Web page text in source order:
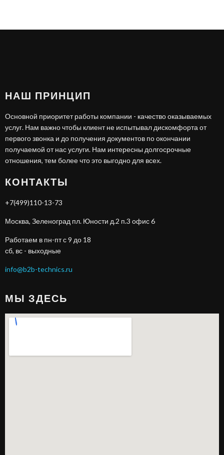
НАШ ПРИНЦИП
Основной приоритет работы компании - качество оказываемых
услуг. Нам важно чтобы клиент не испытывал дискомфорта от
первого звонка и до получения документов по окончании
получаемой от нас услуги. Нам интересны долгосрочные
отношения, тем более что это выгодно для всех.
КОНТАКТЫ
+7(499)110-13-73
Москва, Зеленоград пл. Юности д.2 п.3 офис 6
Работаем в пн-пт с 9 до 18
сб, вс - выходные
info@b2b-technics.ru
МЫ ЗДЕСЬ